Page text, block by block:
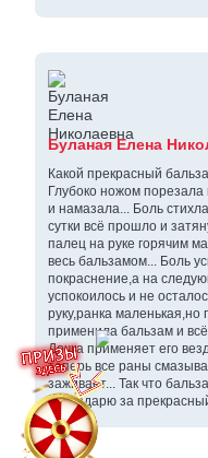
Буланая Елена
Какой прекрасный
Глубоко ножом порезала
и намазала... Боль
сутки всё прошло и
палец на руке горячим
весь бальзамом... Боль
покраснение,а на
успокоилось и не
руку,ранка маленькая,но
применила бальзам и
Дочка применяет его
теперь все раны
заживает... Так что
Благодарю за